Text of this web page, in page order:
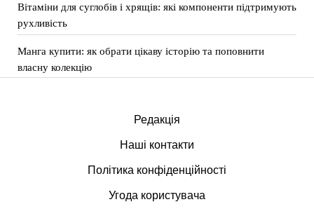
Вітаміни для суглобів і хрящів: які компоненти підтримують
рухливість
Манга купити: як обрати цікаву історію та поповнити
власну колекцію
Редакція
Наші контакти
Політика конфіденційності
Угода користувача